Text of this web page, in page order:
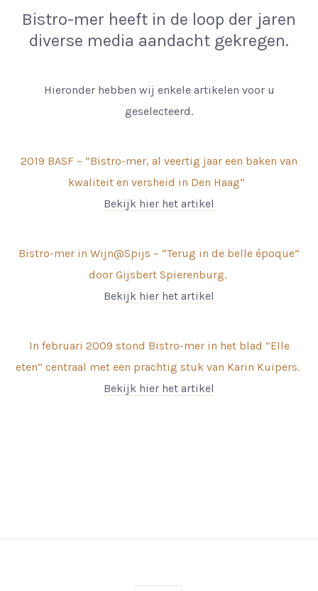
Bistro-mer heeft in de loop der jaren
diverse media aandacht gekregen.
Hieronder hebben wij enkele artikelen voor u
geselecteerd.
2019 BASF – “Bistro-mer, al veertig jaar een baken van
kwaliteit en versheid in Den Haag”
Bekijk hier het artikel
Bistro-mer in Wijn@Spijs – “Terug in de belle époque”
door Gijsbert Spierenburg.
Bekijk hier het artikel
In februari 2009 stond Bistro-mer in het blad “Elle
eten” centraal met een prachtig stuk van Karin Kuipers.
Bekijk hier het artikel